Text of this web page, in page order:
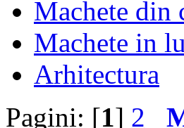
Machete din
Machete in
Arhitectura
Pagini: [1] 2